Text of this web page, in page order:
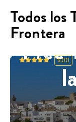
Todos los
Frontera
Free5.00